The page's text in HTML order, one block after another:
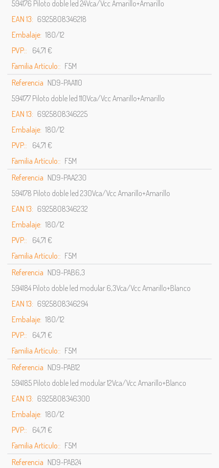
594176 Piloto doble led 24Vca/Vcc Amarillo+Amarillo
EAN 13: 6925808346218
Embalaje: 180/12
PVP::
64,71 €
Familia Artículo:: F5M
Referencia ND9-PAA110
594177 Piloto doble led 110Vca/Vcc Amarillo+Amarillo
EAN 13: 6925808346225
Embalaje: 180/12
PVP::
64,71 €
Familia Artículo:: F5M
Referencia ND9-PAA230
594178 Piloto doble led 230Vca/Vcc Amarillo+Amarillo
EAN 13: 6925808346232
Embalaje: 180/12
PVP::
64,71 €
Familia Artículo:: F5M
Referencia ND9-PAB6,3
594184 Piloto doble led modular 6,3Vca/Vcc Amarillo+Blanco
EAN 13: 6925808346294
Embalaje: 180/12
PVP::
64,71 €
Familia Artículo:: F5M
Referencia ND9-PAB12
594185 Piloto doble led modular 12Vca/Vcc Amarillo+Blanco
EAN 13: 6925808346300
Embalaje: 180/12
PVP::
64,71 €
Familia Artículo:: F5M
Referencia ND9-PAB24